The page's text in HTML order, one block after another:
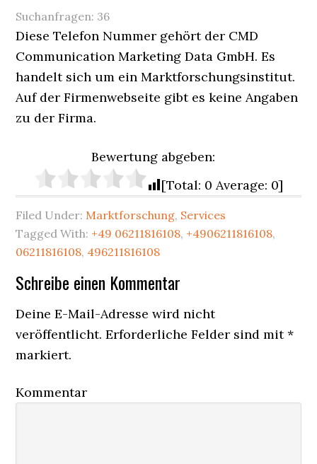
Suchanfragen: 36
Diese Telefon Nummer gehört der CMD
Communication Marketing Data GmbH. Es
handelt sich um ein Marktforschungsinstitut.
Auf der Firmenwebseite gibt es keine Angaben
zu der Firma.
Bewertung abgeben:
[Total: 0 Average: 0]
Filed Under: Marktforschung, Services
Tagged With: +49 06211816108, +4906211816108,
06211816108, 496211816108
Reader
Interactions
Schreibe einen Kommentar
Deine E-Mail-Adresse wird nicht
veröffentlicht. Erforderliche Felder sind mit*
markiert.
Kommentar